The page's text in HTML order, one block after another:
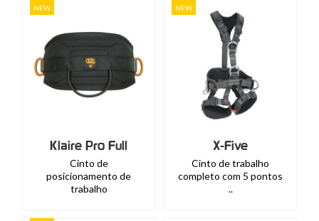
NEW
Klaire Pro Full
Cinto de
posicionamento de
trabalho
NEW
X-Five
Cinto de trabalho
completo com 5 pontos
..